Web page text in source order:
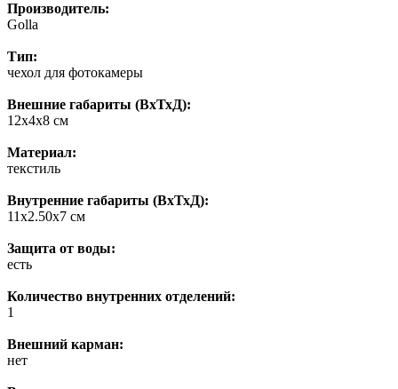
Производитель:
Golla
Тип:
чехол для фотокамеры
Внешние габариты (ВхТхД):
12х4х8 см
Материал:
текстиль
Внутренние габариты (ВхТхД):
11х2.50х7 см
Защита от воды:
есть
Количество внутренних отделений:
1
Внешний карман:
нет